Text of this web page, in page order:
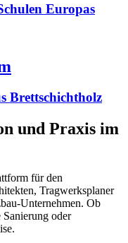
Europas
Brettschichtholz
und Praxis im
für den
Tragwerksplaner
Unternehmen. Ob
Sanierung oder